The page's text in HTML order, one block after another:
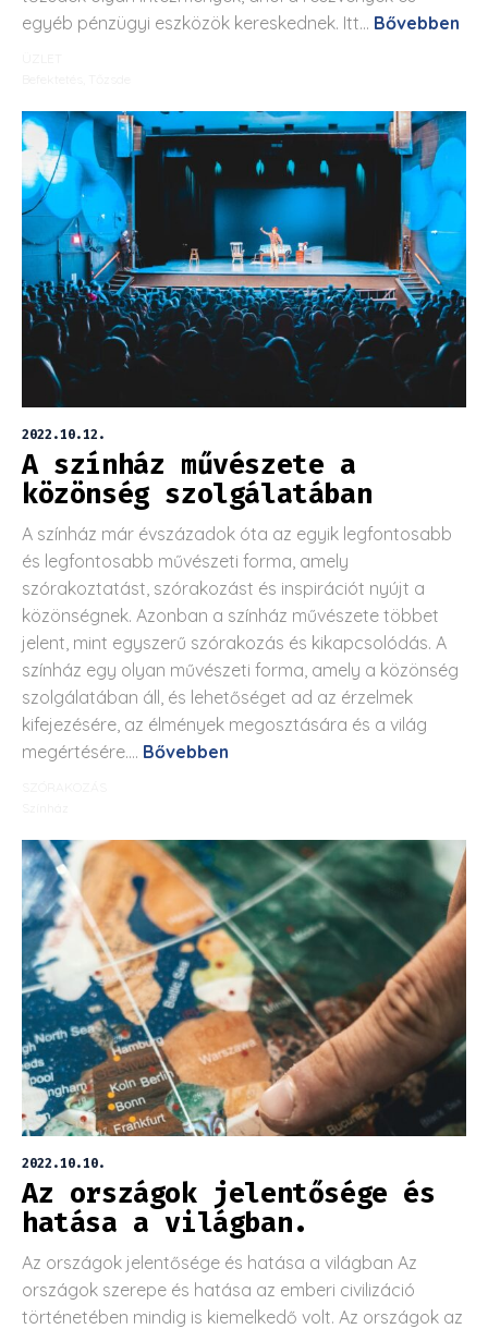
egyéb pénzügyi eszközök kereskednek. Itt... Bővebben
2022.10.12.
A színház művészete a
közönség szolgálatában
A színház már évszázadok óta az egyik legfontosabb
és legfontosabb művészeti forma, amely
szórakoztatást, szórakozást és inspirációt nyújt a
közönségnek. Azonban a színház művészete többet
jelent, mint egyszerű szórakozás és kikapcsolódás. A
színház egy olyan művészeti forma, amely a közönség
szolgálatában áll, és lehetőséget ad az érzelmek
kifejezésére, az élmények megosztására és a világ
megértésére.... Bővebben
2022.10.10.
Az országok jelentősége és
hatása a világban.
Az országok jelentősége és hatása a világban Az
országok szerepe és hatása az emberi civilizáció
történetében mindig is kiemelkedő volt. Az országok az